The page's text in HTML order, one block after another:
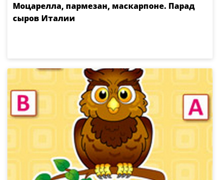
Моцарелла, пармезан, маскарпоне. Парад
сыров Италии